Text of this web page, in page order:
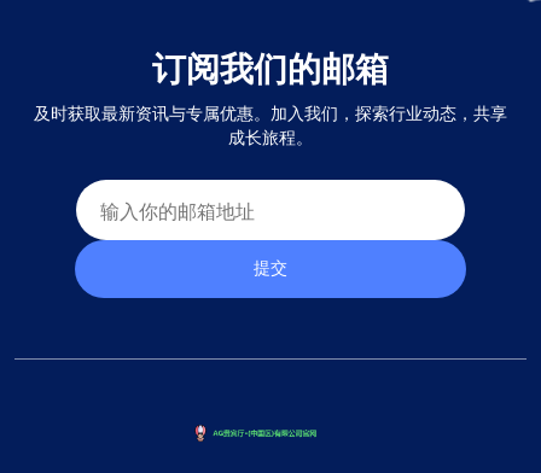
订阅我们的邮箱
及时获取最新资讯与专属优惠。加入我们，探索行业动态，共享
成长旅程。
提交